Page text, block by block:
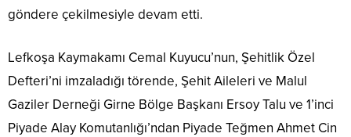
göndere çekilmesiyle devam etti.
Lefkoşa Kaymakamı Cemal Kuyucu’nun, Şehitlik Özel
Defteri’ni imzaladığı törende, Şehit Aileleri ve Malul
Gaziler Derneği Girne Bölge Başkanı Ersoy Talu ve 1’inci
Piyade Alay Komutanlığı’ndan Piyade Teğmen Ahmet Cin